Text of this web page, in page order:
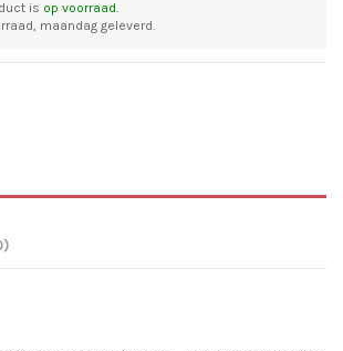
is op voorraad.
maandag geleverd.